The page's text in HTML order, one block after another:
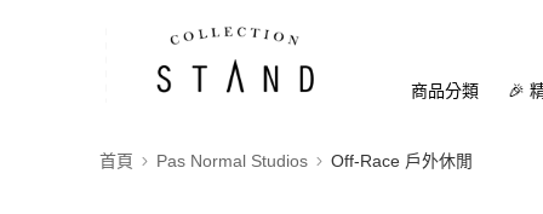
商品分類 🎉
首頁 Pas Normal Studios Off-Race 戶外休閒